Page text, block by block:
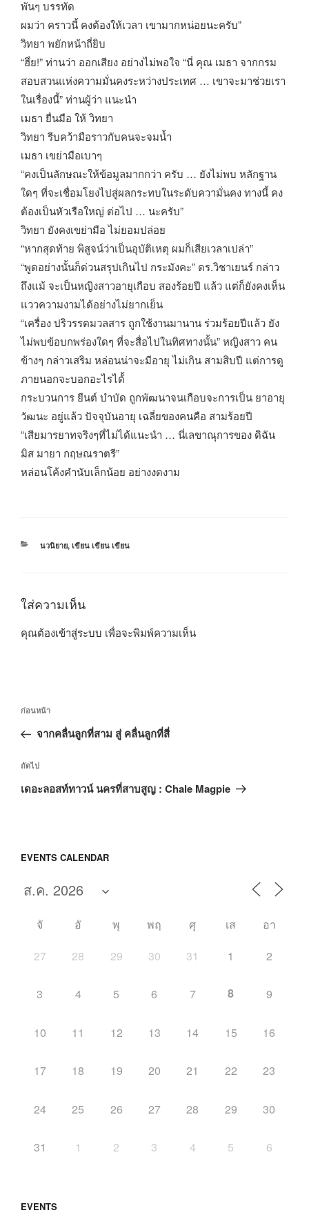
พันๆ บรรทัด
ผมว่า คราวนี้ คงต้องให้เวลา เขามากหน่อยนะครับ”
วิทยา พยักหน้าถี่ยิบ
“ฮึ่ย!” ท่านว่า ออกเสียง อย่างไม่พอใจ “นี่ คุณ เมธา จากกรม
สอบสวนแห่งความมั่นคงระหว่างประเทศ … เขาจะมาช่วยเรา
ในเรื่องนี้” ท่านผู้ว่า แนะนำ
เมธา ยื่นมือ ให้ วิทยา
วิทยา รีบคว้ามือราวกับคนจะจมน้ำ
เมธา เขย่ามือเบาๆ
“คงเป็นลักษณะให้ข้อมูลมากกว่า ครับ … ยังไม่พบ หลักฐาน
ใดๆ ที่จะเชื่อมโยงไปสู่ผลกระทบในระดับความั่นคง ทางนี้ คง
ต้องเป็นหัวเรือใหญ่ ต่อไป … นะครับ”
วิทยา ยังคงเขย่ามือ ไม่ยอมปล่อย
“หากสุดท้าย พิสูจน์ว่าเป็นอุบัติเหตุ ผมก็เสียเวลาเปล่า”
“พูดอย่างนั้นก็ด่วนสรุปเกินไป กระมังคะ” ดร.วิชาเยนร์ กล่าว
ถึงแม้ จะเป็นหญิงสาวอายุเกือบ สองร้อยปี แล้ว แต่ก็ยังคงเห็น
แววความงามได้อย่างไม่ยากเย็น
“เครื่อง ปริวรรตมวลสาร ถูกใช้งานมานาน ร่วมร้อยปีแล้ว ยัง
ไม่พบข้อบกพร่องใดๆ ที่จะสื่อไปในทิศทางนั้น” หญิงสาว คน
ข้างๆ กล่าวเสริม หล่อนน่าจะมีอายุ ไม่เกิน สามสิบปี แต่การดู
ภายนอกจะบอกอะไรได้้
กระบวนการ ยีนต์ บำบัด ถูกพัฒนาจนเกือบจะการเป็น ยาอายุ
วัฒนะ อยู่แล้ว ปัจจุบันอายุ เฉลี่ยของคนคือ สามร้อยปี
“เสียมารยาทจริงๆที่ไม่ได้แนะนำ … นี่เลขาณุการของ ดิฉัน
มิส มายา กฤษณราตรี”
หล่อนโค้งคำนับเล็กน้อย อย่างงดงาม
หมวด
นวนิยาย, เขียน เขียน เขียน
ใส่ความเห็น
คุณต้องเข้าสู่ระบบ เพื่อจะพิมพ์ความเห็น
แนะแนว
เรื่อง
เรื่อง
ก่อน
ก่อนหน้า
จากคลื่นลูกที่สาม สู่ คลื่นลูกที่สี่
เรื่อง
ถัด
ถัดไป
เดอะลอสท์ทาวน์ นครที่สาบสูญ : Chale Magpie
EVENTS CALENDAR
จั อั พุ พฤ ศุ เส
อา
27
28 29 30 31 1 2
3 4 5 6 7 8 9
10 11 12 13 14 15 16
17 18 19 20 21 22 23
24 25 26 27 28 29 30
31 1 2 3 4 5 6
EVENTS